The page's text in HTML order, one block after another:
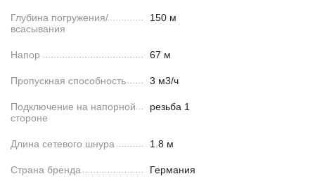
Глубина погружения/
всасывания
150 м
Напор 67 м
Пропускная способность 3 м3/ч
Подключение на напорной
стороне
резьба 1
Длина сетевого шнура 1.8 м
Страна бренда Германия